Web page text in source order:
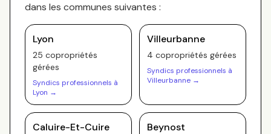
dans les communes suivantes :
Lyon
25 copropriétés
gérées
Syndics professionnels à
Lyon →
Villeurbanne
4 copropriétés gérées
Syndics professionnels à
Villeurbanne →
Caluire-Et-Cuire Beynost